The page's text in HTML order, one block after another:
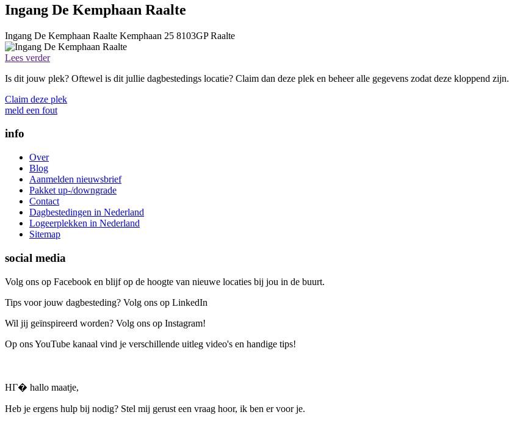
Ingang De Kemphaan Raalte
Ingang De Kemphaan Raalte Kemphaan 25 8103GP Raalte
Lees verder
Is dit jouw plek? Oftewel is dit jullie dagbestedings locatie? Claim dan deze plek en beheer alle gegevens zodat deze kloppend zijn.
Claim deze plek
meld een fout
info
Over
Blog
Aanmelden nieuwsbrief
Pakket up-/downgrade
Contact
Dagbestedingen in Nederland
Logeerplekken in Nederland
Sitemap
social media
Volg ons op Facebook en blijf op de hoogte van nieuwe locaties bij jou in de buurt.
Tips voor jouw dagbesteding? Volg ons op LinkedIn
Wil jij geïnspireerd worden? Volg ons op Instagram!
Op ons YouTube kanaal vind je verschillende uitleg video's en handige tips!
HГ� hallo maatje,
Heb je ergens hulp bij nodig? Stel mij gerust een vraag hoor, ik ben er voor je.